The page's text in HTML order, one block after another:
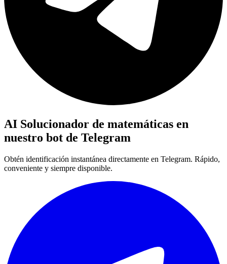
AI Solucionador de matemáticas en
nuestro bot de Telegram
Obtén identificación instantánea directamente en Telegram. Rápido,
conveniente y siempre disponible.